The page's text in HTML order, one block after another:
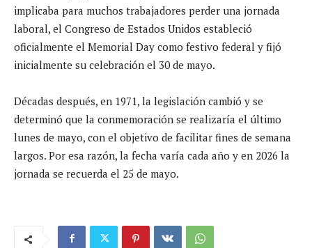
implicaba para muchos trabajadores perder una jornada
laboral, el Congreso de Estados Unidos estableció
oficialmente el Memorial Day como festivo federal y fijó
inicialmente su celebración el 30 de mayo.
Décadas después, en 1971, la legislación cambió y se
determinó que la conmemoración se realizaría el último
lunes de mayo, con el objetivo de facilitar fines de semana
largos. Por esa razón, la fecha varía cada año y en 2026 la
jornada se recuerda el 25 de mayo.